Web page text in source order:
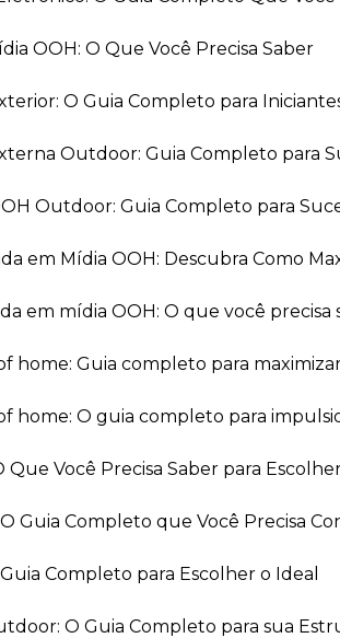
OOH: O Que Você Precisa Saber
O Guia Completo para
Outdoor: Guia Completo para
Outdoor: Guia Completo para
em Mídia OOH: Descubra Como
em mídia OOH: O que você precisa
home: Guia completo para
home: O guia completo para
Que Você Precisa Saber para
O Guia Completo que Você Precisa
Completo para Escolher o Ideal
O Guia Completo para sua